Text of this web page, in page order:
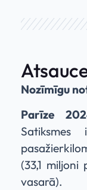
Nozīmīgu
Parīze
Satiksmes
(33,1
vasarā).